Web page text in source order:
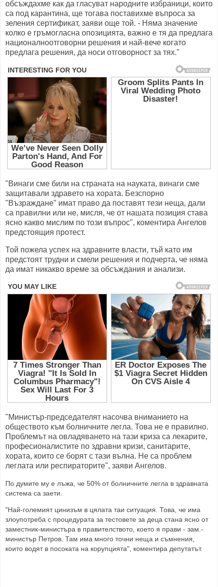
обсъждахме как да гласуват народните избраници, които
са под карантина, ще тогава поставихме въпроса за
зеления сертификат, заяви още той. - Няма значение
колко е гръмогласна опозицията, важно е тя да предлага
националноотговорни решения и най-вече когато
предлага решения, да носи отговорност за тях."
"Винаги сме били на страната на науката, винаги сме
защитавали здравето на хората. Безспорно
"Възраждане" имат право да поставят тези неща, дали
са правилни или не, мисля, че от нашата позиция става
ясно какво мислим по този въпрос", коментира Ангелов
предстоящия протест.
Той пожела успех на здравните власти, тъй като им
предстоят трудни и смели решения и подчерта, че няма
да имат никакво време за обсъждания и анализи.
"Министър-председателят насочва вниманието на
обществото към болничните легла. Това не е правилно.
Проблемът на овладяването на тази криза са лекарите,
професионалистите по здравни кризи, санитарите,
хората, които се борят с тази вълна. Не са проблем
леглата или респираторите", заяви Ангелов.
По думите му е лъжа, че 50% от болничните легла в здравната
система са заети.
"Най-големият цинизъм в цялата таи ситуация. Това, че има
злоупотреба с процедурата за тестовете за деца стана ясно от
заместник-министъра в правителството, което я прави - зам.-
министър Петров. Там има много точни неща и съмнения,
които водят в посоката на корупцията", коментира депутатът.